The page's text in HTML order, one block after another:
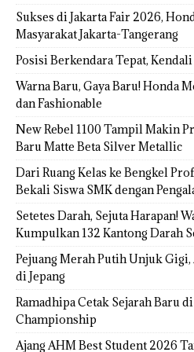
Sukses di Jakarta Fair 2026,
Masyarakat Jakarta-Tangerang
Posisi Berkendara Tepat,
Warna Baru, Gaya Baru! Honda
dan Fashionable
New Rebel 1100 Tampil Makin
Baru Matte Beta Silver Metallic
Dari Ruang Kelas ke Bengkel
Bekali Siswa SMK dengan
Setetes Darah, Sejuta Harapan!
Kumpulkan 132 Kantong Darah
Pejuang Merah Putih Unjuk
di Jepang
Ramadhipa Cetak Sejarah Baru
Championship
Ajang AHM Best Student 2026